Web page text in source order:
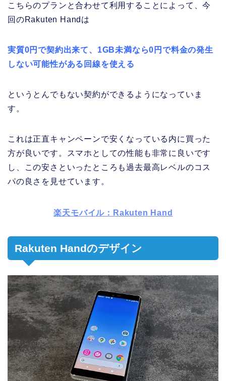
こちらのプランと合わせて利用することによって、今
回のRakuten Handは
実質0円で契約出来て、1GB未満なら0円で料金の発生
しない可能性がある回線を使える
というとんでもない契約ができるようになっていま
す。
これは正直キャンペーンで安くなっている内に買った
方が良いです。スマホとしての性能も非常に良いです
し、この安さといったところも過去最高レベルのコス
パの良さを見せています。
楽天モバイル：Rakuten Hand
Rakuten Handのデザイン